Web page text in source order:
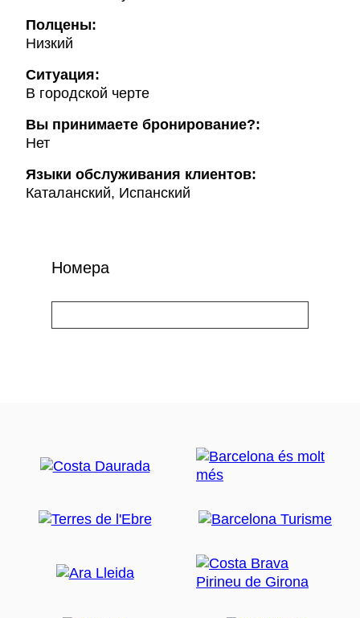
Полцены:
Низкий
Ситуация:
В городской черте
Вы принимаете бронирование?:
Нет
Языки обслуживания клиентов:
Каталанский, Испанский
Номера